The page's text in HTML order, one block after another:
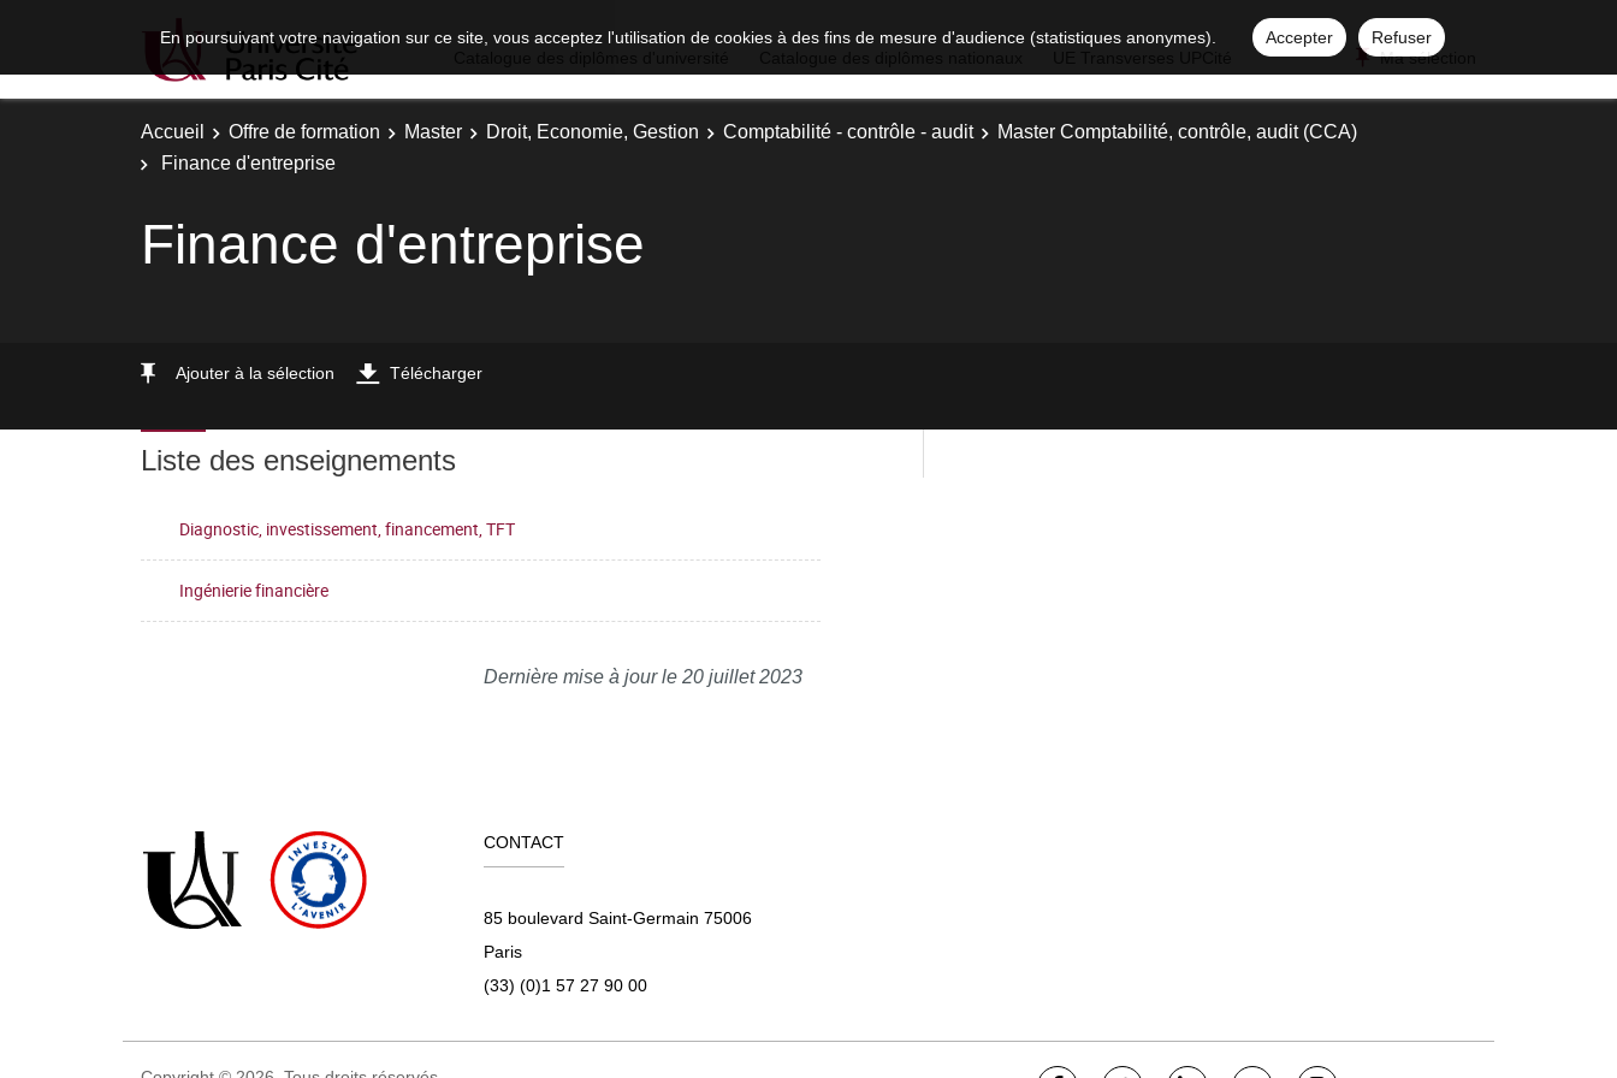
En poursuivant votre navigation sur ce site, vous acceptez l'utilisation de cookies à des fins de mesure d'audience (statistiques anonymes). Accepter
Refuser
Ma sélection
Accueil Offre de formation Master Droit, Economie, Gestion Comptabilité - contrôle - audit
Master Comptabilité, contrôle, audit (CCA)
Finance d'entreprise
Finance d'entreprise
Ajouter à la sélection Télécharger
Liste des enseignements
Diagnostic, investissement, financement, TFT
Ingénierie financière
Dernière mise à jour le 20 juillet 2023
CONTACT
85 boulevard Saint-Germain 75006
Paris
(33) (0)1 57 27 90 00